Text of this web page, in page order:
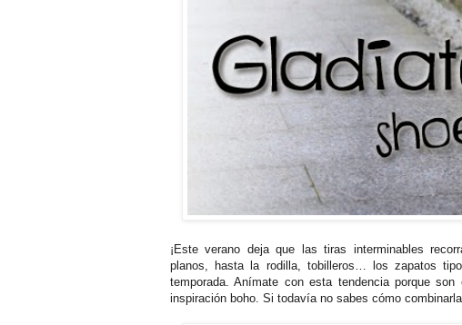
¡Este verano deja que las tiras interminables
planos, hasta la rodilla, tobilleros… los zapatos
temporada. Anímate con esta tendencia porque
inspiración boho. Si todavía no sabes cómo